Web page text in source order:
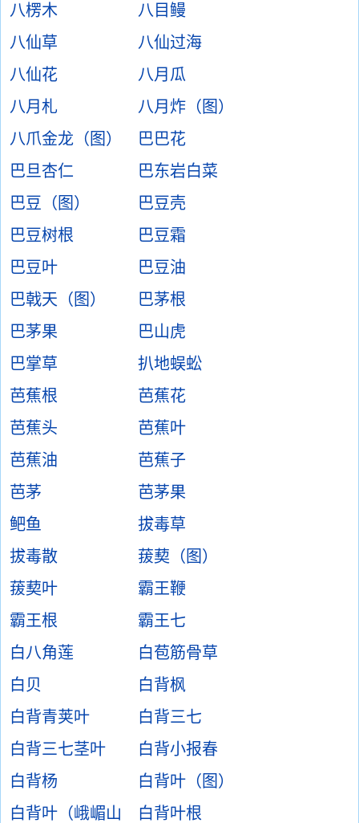
八楞木
八目鳗
八仙草
八仙过海
八仙花
八月瓜
八月札
八月炸（图）
八爪金龙（图）
巴巴花
巴旦杏仁
巴东岩白菜
巴豆（图）
巴豆壳
巴豆树根
巴豆霜
巴豆叶
巴豆油
巴戟天（图）
巴茅根
巴茅果
巴山虎
巴掌草
扒地蜈蚣
芭蕉根
芭蕉花
芭蕉头
芭蕉叶
芭蕉油
芭蕉子
芭茅
芭茅果
鲃鱼
拔毒草
拔毒散
菝葜（图）
菝葜叶
霸王鞭
霸王根
霸王七
白八角莲
白苞筋骨草
白贝
白背枫
白背青荚叶
白背三七
白背三七茎叶
白背小报春
白背杨
白背叶（图）
白背叶（峨嵋山
白背叶根